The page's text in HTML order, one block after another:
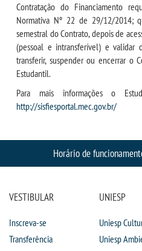
PORTAL DE PROFESSORES/
UNIESP
CONTATO
TRABALHE CONOSCO
Contratação do Financiamento
Normativa Nº 22 de 29/12/2014;
semestral do Contrato, depois de
(pessoal e intransferível) e validar
transferir, suspender ou encerrar o
Estudantil.
Para mais informações o
http://sisfiesportal.mec.gov.br/
Horário de
VESTIBULAR
Inscreva-se
Transferência
UNIESP
Uniesp
Uniesp